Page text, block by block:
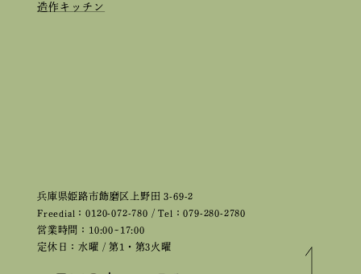
兵庫県姫路市飾磨区上野田 3-69-2
Freedial：0120-072-780 / Tel：079-280-2780
営業時間：10:00~17:00
定休日：水曜 / 第1・第3火曜
造作キッチン